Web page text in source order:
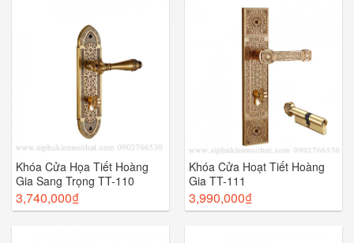
Khóa Cửa Họa Tiết Hoàng
Gia Sang Trọng TT-110
3,740,000₫
Khóa Cửa Hoạt Tiết Hoàng
Gia TT-111
3,990,000₫